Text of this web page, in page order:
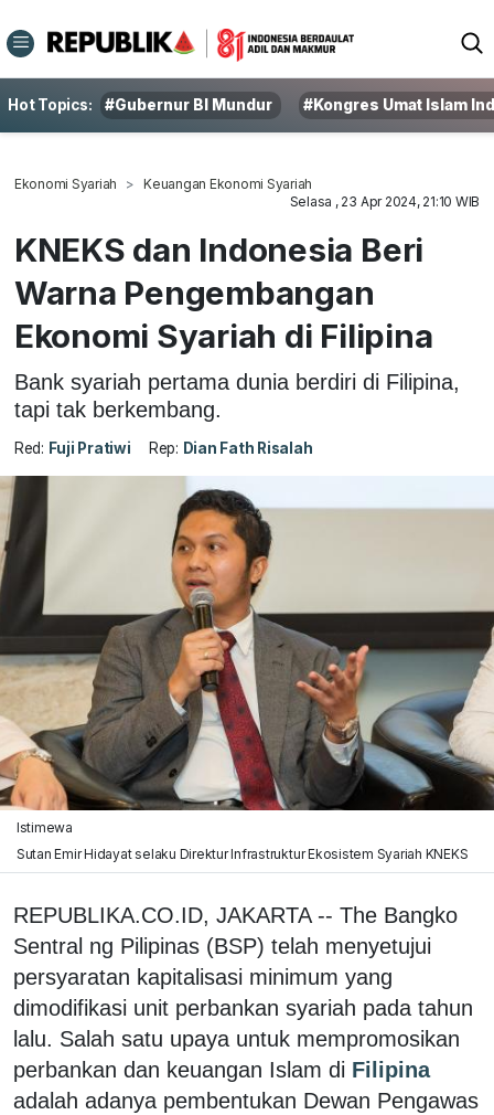
Hot Topics: #Gubernur BI Mundur #Kongres Umat Islam
Ekonomi Syariah
Keuangan Ekonomi Syariah
Selasa , 23 Apr 2024, 21:10 WIB
KNEKS dan Indonesia Beri
Warna Pengembangan
Ekonomi Syariah di Filipina
Bank syariah pertama dunia berdiri di Filipina,
tapi tak berkembang.
Red: Fuji Pratiwi Rep: Dian Fath Risalah
Istimewa
Sutan Emir Hidayat selaku Direktur Infrastruktur Ekosistem Syariah KNEKS
REPUBLIKA.CO.ID, JAKARTA -- The Bangko
Sentral ng Pilipinas (BSP) telah menyetujui
persyaratan kapitalisasi minimum yang
dimodifikasi unit perbankan syariah pada tahun
lalu. Salah satu upaya untuk mempromosikan
perbankan dan keuangan Islam di Filipina
adalah adanya pembentukan Dewan Pengawas